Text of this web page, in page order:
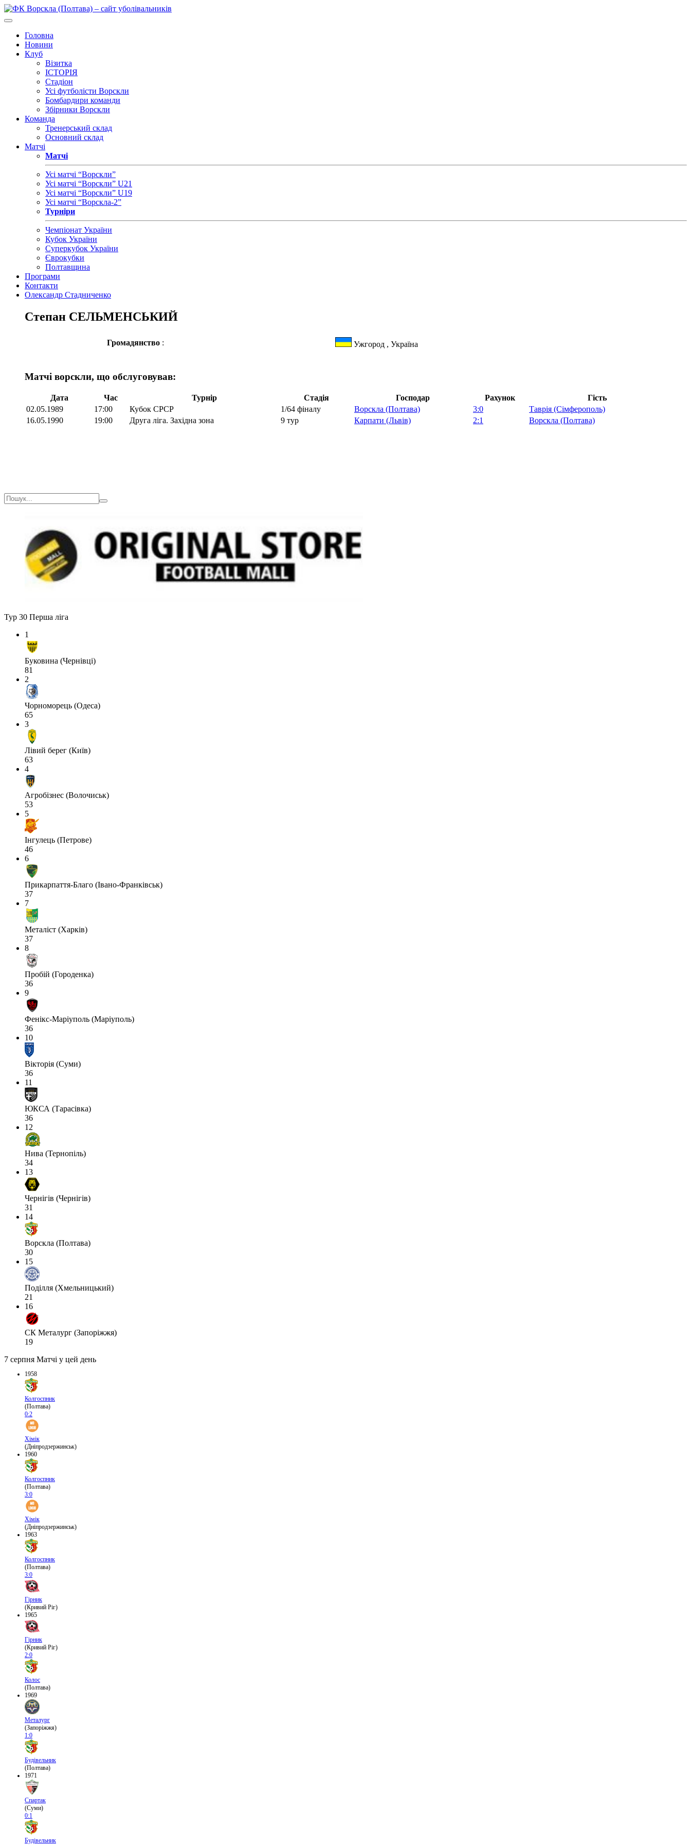
Головна
Новини
Клуб
Візитка
ІСТОРІЯ
Стадіон
Усі футболісти Ворскли
Бомбардири команди
Збірники Ворскли
Команда
Тренерський склад
Основний склад
Матчі
Матчі
Усі матчі “Ворскли”
Усі матчі “Ворскли” U21
Усі матчі “Ворскли” U19
Усі матчі “Ворскла-2”
Турніри
Чемпіонат України
Кубок України
Суперкубок України
Єврокубки
Полтавщина
Програми
Контакти
Олександр Стадниченко
Степан СЕЛЬМЕНСЬКИЙ
Громадянство : Ужгород , Україна
Матчі ворскли, що обслуговував:
Дата Час Турнір Стадія Господар Рахунок
Гість
02.05.1989
17:00 Кубок СРСР 1/64 фіналу Ворскла (Полтава) 3:0
Таврія (Сімферополь)
16.05.1990
19:00 Друга ліга. Західна зона 9 тур Карпати (Львів) 2:1 Ворскла (Полтава)
Тур 30 Перша ліга
1
Буковина (Чернівці)
81
2
Чорноморець (Одеса)
65
3
Лівий берег (Київ)
63
4
Агробізнес (Волочиськ)
53
5
Інгулець (Петрове)
46
6
Прикарпаття-Благо (Івано-Франківськ)
37
7
Металіст (Харків)
37
8
Пробій (Городенка)
36
9
Фенікс-Маріуполь (Маріуполь)
36
10
Вікторія (Суми)
36
11
ЮКСА (Тарасівка)
36
12
Нива (Тернопіль)
34
13
Чернігів (Чернігів)
31
14
Ворскла (Полтава)
30
15
Поділля (Хмельницький)
21
16
СК Металург (Запоріжжя)
19
7 серпня Матчі у цей день
1958
Колгоспник
(Полтава)
0:2
Хімік
(Дніпродзержинськ)
1960
Колгоспник
(Полтава)
3:0
Хімік
(Дніпродзержинськ)
1963
Колгоспник
(Полтава)
3:0
Гірник
(Кривий Ріг)
1965
Гірник
(Кривий Ріг)
2:0
Колос
(Полтава)
1969
Металург
(Запоріжжя)
1:0
Будівельник
(Полтава)
1971
Спартак
(Суми)
0:1
Будівельник